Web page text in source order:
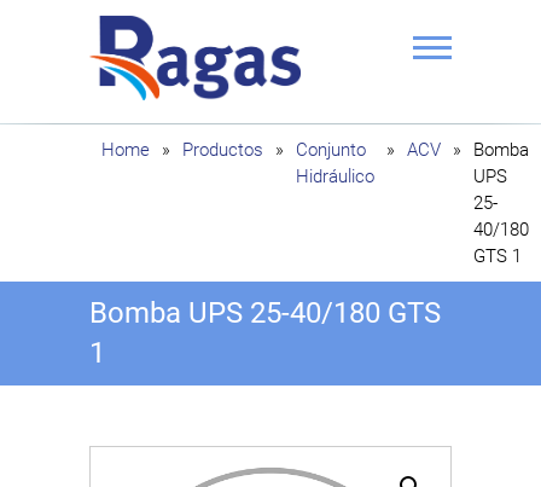
Ragas
Home » Productos »
Conjunto
Hidráulico
» ACV »
Bomba
UPS
25-
40/180
GTS 1
Bomba UPS 25-40/180 GTS
1